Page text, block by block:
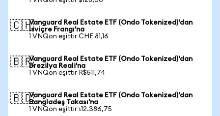
🇨🇭Vanguard Real Estate ETF (Ondo Tokenized)'dan
İsviçre Frangı'na
1 VNQon eşittir CHF 81,16
🇧🇷Vanguard Real Estate ETF (Ondo Tokenized)'dan
Brezilya Reali'na
1 VNQon eşittir R$511,74
🇧🇩Vanguard Real Estate ETF (Ondo Tokenized)'dan
Bangladeş Takası'na
1 VNQon eşittir ৳12.386,75